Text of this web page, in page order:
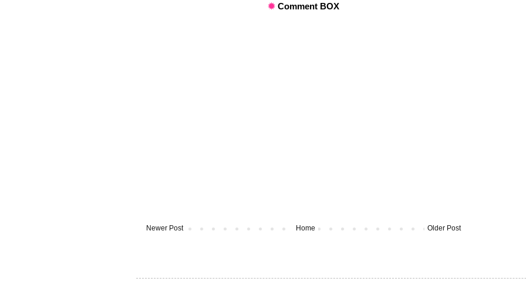
✹ Comment BOX
Newer Post Older Post
Home